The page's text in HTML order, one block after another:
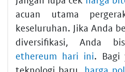
acuan utama
keseluruhan. Jika Anda
diversifikasi, Anda
ethereum hari ini. Bagi